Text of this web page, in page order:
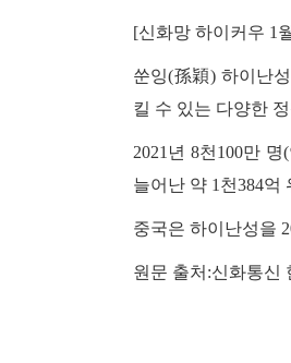
[신화망 하이커우 1
쑨잉(孫穎) 하이난
킬 수 있는 다양한
2021년 8천100만
늘어난 약 1천384억
중국은 하이난성을
원문 출처:신화통신